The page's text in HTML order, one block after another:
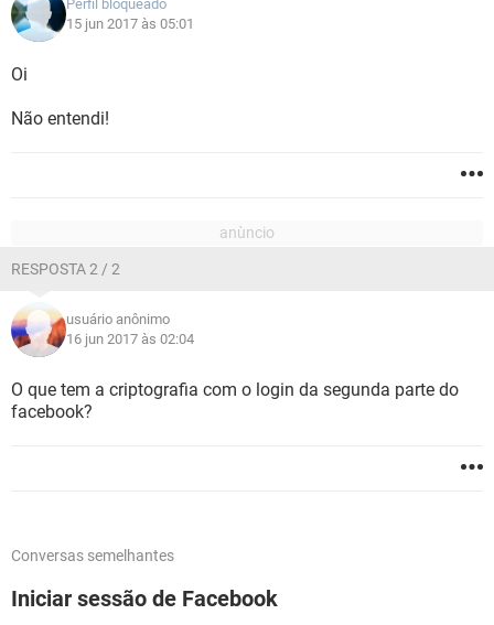
Perfil bloqueado
15 jun 2017 às 05:01
Oi
Não entendi!
RESPOSTA 2 / 2
usuário anônimo
16 jun 2017 às 02:04
O que tem a criptografia com o login da segunda parte do
facebook?
Conversas semelhantes
Iniciar sessão de Facebook